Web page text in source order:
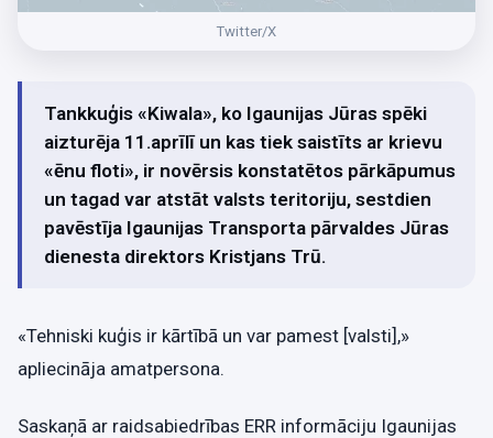
Twitter/X
Tankkuģis «Kiwala», ko Igaunijas Jūras spēki
aizturēja 11.aprīlī un kas tiek saistīts ar krievu
«ēnu floti», ir novērsis konstatētos pārkāpumus
un tagad var atstāt valsts teritoriju, sestdien
pavēstīja Igaunijas Transporta pārvaldes Jūras
dienesta direktors Kristjans Trū.
«Tehniski kuģis ir kārtībā un var pamest [valsti],»
apliecināja amatpersona.
Saskaņā ar raidsabiedrības ERR informāciju Igaunijas